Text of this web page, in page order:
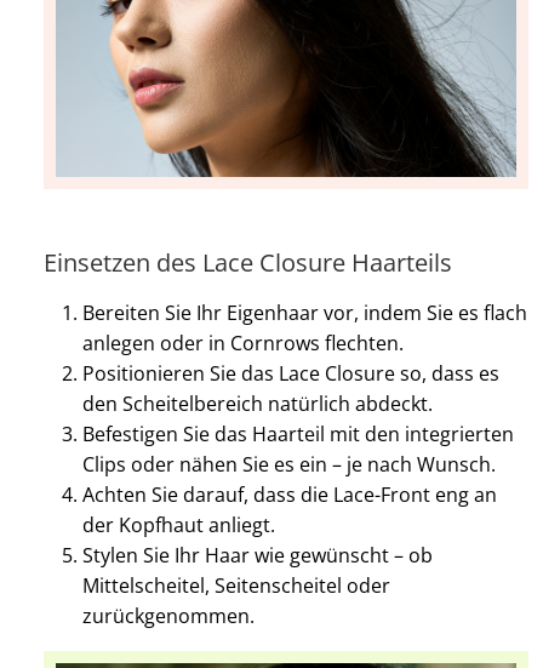
Einsetzen des Lace Closure Haarteils
Bereiten Sie Ihr Eigenhaar vor, indem Sie es flach
anlegen oder in Cornrows flechten.
Positionieren Sie das Lace Closure so, dass es
den Scheitelbereich natürlich abdeckt.
Befestigen Sie das Haarteil mit den integrierten
Clips oder nähen Sie es ein – je nach Wunsch.
Achten Sie darauf, dass die Lace-Front eng an
der Kopfhaut anliegt.
Stylen Sie Ihr Haar wie gewünscht – ob
Mittelscheitel, Seitenscheitel oder
zurückgenommen.